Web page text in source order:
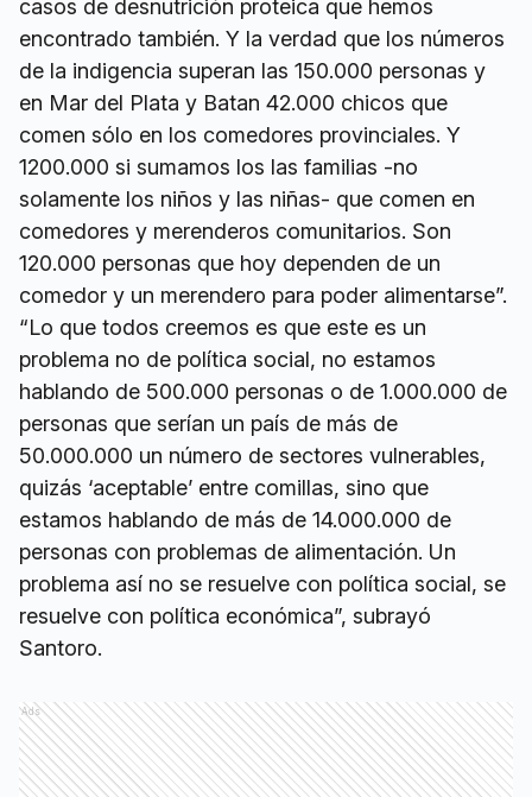
casos de desnutrición proteica que hemos
encontrado también. Y la verdad que los números
de la indigencia superan las 150.000 personas y
en Mar del Plata y Batan 42.000 chicos que
comen sólo en los comedores provinciales. Y
1200.000 si sumamos los las familias -no
solamente los niños y las niñas- que comen en
comedores y merenderos comunitarios. Son
120.000 personas que hoy dependen de un
comedor y un merendero para poder alimentarse”.
“Lo que todos creemos es que este es un
problema no de política social, no estamos
hablando de 500.000 personas o de 1.000.000 de
personas que serían un país de más de
50.000.000 un número de sectores vulnerables,
quizás ‘aceptable’ entre comillas, sino que
estamos hablando de más de 14.000.000 de
personas con problemas de alimentación. Un
problema así no se resuelve con política social, se
resuelve con política económica”, subrayó
Santoro.
Ads